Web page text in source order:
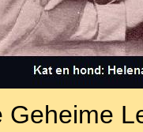
Geheime